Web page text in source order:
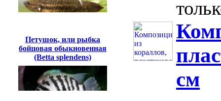
Петушок, или рыбка
бойцовая обыкновенная
(Betta splendens)
см